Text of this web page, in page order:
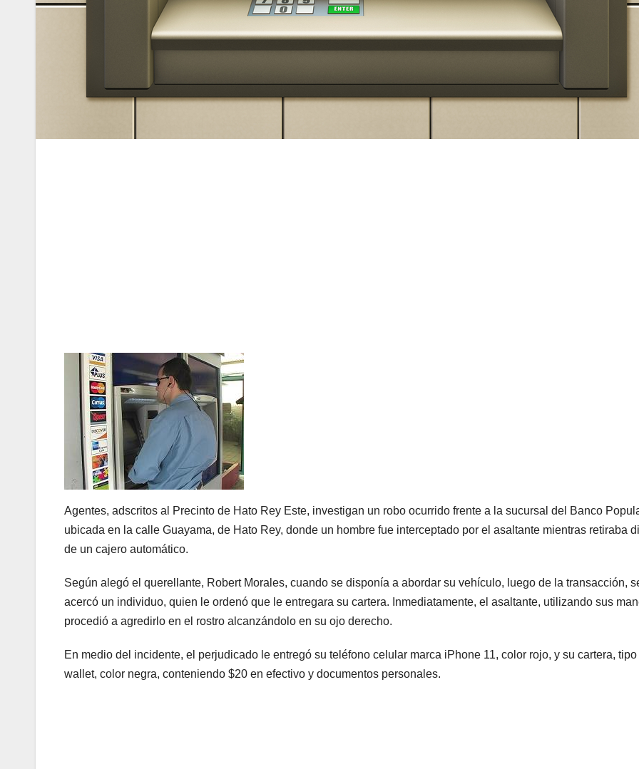
Agentes, adscritos al Precinto de Hato Rey Este, investigan un robo ocurrido frente a la sucursal del Banco
ubicada en la calle Guayama, de Hato Rey, donde un hombre fue interceptado por el asaltante mientras retiraba
de un cajero automático.
Según alegó el querellante, Robert Morales, cuando se disponía a abordar su vehículo, luego de la transacción,
acercó un individuo, quien le ordenó que le entregara su cartera. Inmediatamente, el asaltante, utilizando sus
procedió a agredirlo en el rostro alcanzándolo en su ojo derecho.
En medio del incidente, el perjudicado le entregó su teléfono celular marca iPhone 11, color rojo, y su cartera, tipo
wallet, color negra, conteniendo $20 en efectivo y documentos personales.